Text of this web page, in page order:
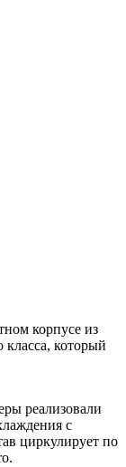
корпусе из
класса, который
реализовали
с
циркулирует по